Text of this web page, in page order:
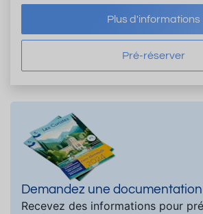
Plus d'informations
Pré-réserver
Demandez une
Recevez des informations pour